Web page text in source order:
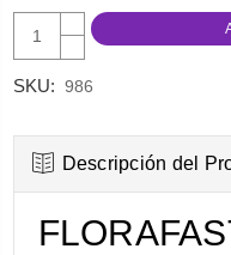
AUMENTAR
CANTIDAD:
DISMINUIR
SKU: 986
Descripción del